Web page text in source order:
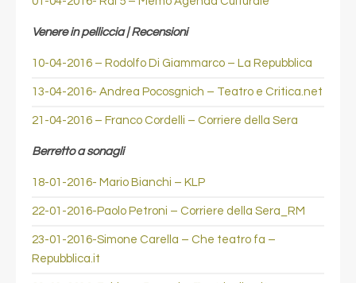
Venere in pelliccia | Recensioni
10-04-2016 – Rodolfo Di Giammarco – La Repubblica
13-04-2016- Andrea Pocosgnich – Teatro e Critica.net
21-04-2016 – Franco Cordelli – Corriere della Sera
Berretto a sonagli
18-01-2016- Mario Bianchi – KLP
22-01-2016-Paolo Petroni – Corriere della Sera_RM
23-01-2016-Simone Carella – Che teatro fa –
Repubblica.it